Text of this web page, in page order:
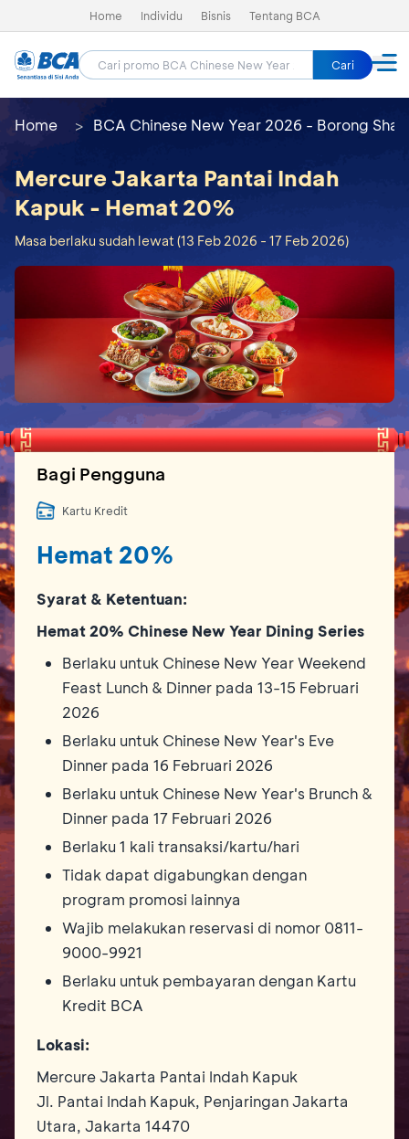
Home Individu Bisnis Tentang BCA
Cari
Home BCA Chinese New Year 2026 - Borong Shay
Mercure Jakarta Pantai Indah
Kapuk - Hemat 20%
Masa berlaku sudah lewat (13 Feb 2026 - 17 Feb 2026)
Bagi Pengguna
Kartu Kredit
Hemat 20%
Syarat & Ketentuan:
Hemat 20% Chinese New Year Dining Series
Berlaku untuk Chinese New Year Weekend
Feast Lunch & Dinner pada 13-15 Februari
2026
Berlaku untuk Chinese New Year's Eve
Dinner pada 16 Februari 2026
Berlaku untuk Chinese New Year's Brunch &
Dinner pada 17 Februari 2026
Berlaku 1 kali transaksi/kartu/hari
Tidak dapat digabungkan dengan
program promosi lainnya
Wajib melakukan reservasi di nomor 0811-
9000-9921
Berlaku untuk pembayaran dengan Kartu
Kredit BCA
Lokasi:
Mercure Jakarta Pantai Indah Kapuk
Jl. Pantai Indah Kapuk, Penjaringan Jakarta
Utara, Jakarta 14470